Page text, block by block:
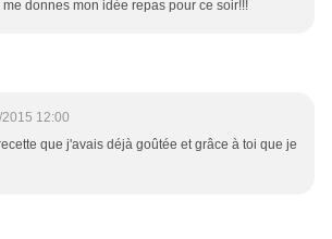
donnes mon idée repas pour ce soir!!!
12:00
que j'avais déjà goûtée et grâce à toi que je